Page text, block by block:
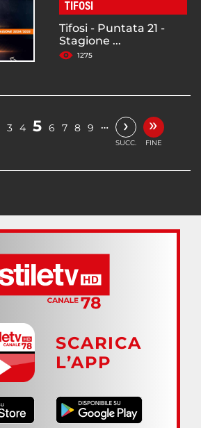
TIFOSI
Tifosi - Puntata 21 -
Stagione ...
1275
3 4 5 6 7 8 9 … ›
SUCC.
»
FINE
SCARICA
L’APP